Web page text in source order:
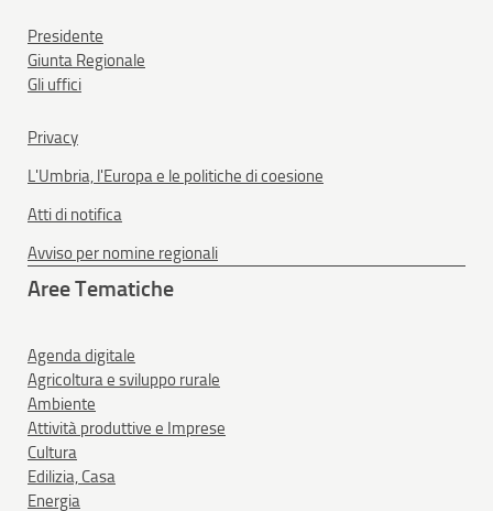
Presidente
Giunta Regionale
Gli uffici
Privacy
L'Umbria, l'Europa e le politiche di coesione
Atti di notifica
Avviso per nomine regionali
Aree Tematiche
Agenda digitale
Agricoltura e sviluppo rurale
Ambiente
Attività produttive e Imprese
Cultura
Edilizia, Casa
Energia